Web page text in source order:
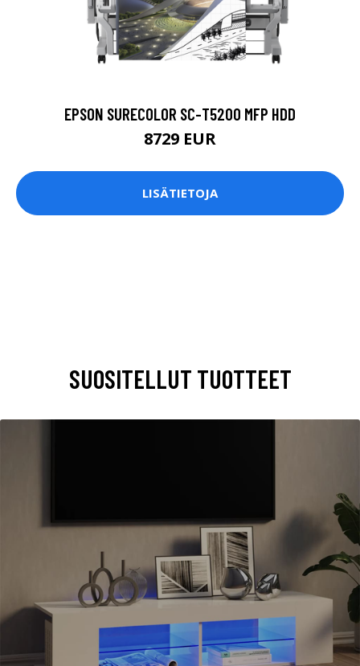
EPSON SURECOLOR SC-T5200 MFP HDD
8729 EUR
LISÄTIETOJA
SUOSITELLUT TUOTTEET